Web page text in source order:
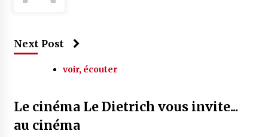
Next Post
voir, écouter
Le cinéma Le Dietrich vous invite...
au cinéma